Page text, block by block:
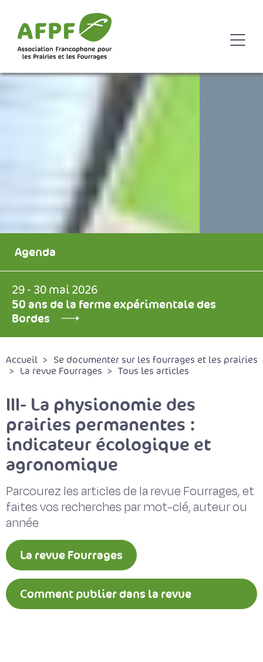
Agenda
29 - 30 mai 2026
50 ans de la ferme expérimentale des
Bordes
Accueil
Se documenter sur les fourrages et les prairies
La revue Fourrages
Tous les articles
III- La physionomie des
prairies permanentes :
indicateur écologique et
agronomique
Parcourez les articles de la revue Fourrages, et
faites vos recherches par mot-clé, auteur ou
année
La revue Fourrages
Comment publier dans la revue